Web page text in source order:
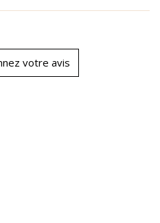
votre avis